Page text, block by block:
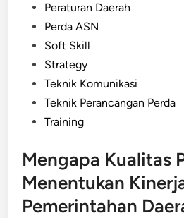
Peraturan Daerah
Perda ASN
Soft Skill
Strategy
Teknik Komunikasi
Teknik Perancangan Perda
Training
Mengapa Kualitas
Menentukan
Pemerintahan